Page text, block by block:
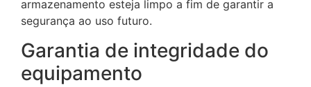
armazenamento esteja limpo a fim de garantir a
segurança ao uso futuro.
Garantia de integridade do
equipamento